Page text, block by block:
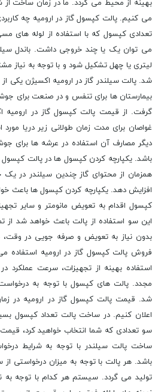
بهینه از محیط می گردد. ما در زمان ساخت
می کنیم. پالت کپسول گاز در ارومیه چه
تعدادی کپسول که با استفاده از لوله های
می توان یک یا چند خروجی داشت. باندل
لیتری یا چهل تشکیل شود و با توجه به نیاز
شد. پالت سیلندر گاز در ارومیه اکسیژن یکی
بیمارستان ها برای تنفس و در صنعت برای
گرفت. از قیمت پالت کپسول گاز در ارومیه
غواصان برای مدت زمان طولانی زیر دریا مورد
دیگر مصارف آن استفاده در عرشه ها برای
باشد. یکپارچه کردن کپسول ها در پالت
همزمان از محتوای گاز چندین سیلندر در
افزایش دهد. یکپارچه کردن کپسول ها باعث
کپسول اقدام به تعویض مانومتر و سایر
این سو استفاده از پالت باعث خواهد شد از
بدون نیاز به تعویض و صرفه جویی در وقت،
فروش پالت کپسول گاز در ارومیه استفاده
استفاده بهینه از تجهیزات، سرعت عملکرد
مجدد. پالت های کپسول با توجه به
شد. قیمت پالت کپسول گاز در ارومیه در
اعلان کنیم. در ساخت پالت تعداد کپسول
سو تعدادی که شما انتخاب خواهید کرد،
ساخت پالت سیلندر با توجه به شرایط
باشد. هر پالت با توجه به میزان درخواستی از
تولید می گردد. سیستم هر کدام با توجه به